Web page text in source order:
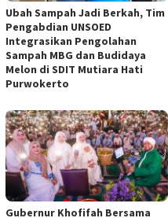
Ubah Sampah Jadi Berkah, Tim
Pengabdian UNSOED
Integrasikan Pengolahan
Sampah MBG dan Budidaya
Melon di SDIT Mutiara Hati
Purwokerto
Gubernur Khofifah Bersama